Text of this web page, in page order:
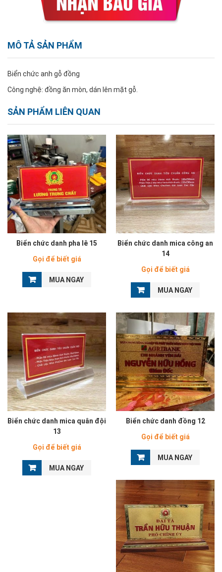
MÔ TẢ SẢN PHẨM
Biển chức anh gỗ đồng
Công nghệ: đồng ăn mòn, dán lên mặt gỗ.
SẢN PHẨM LIÊN QUAN
Biển chức danh pha lê 15
Gọi để biết giá
MUA NGAY
Biển chức danh mica công an
14
Gọi để biết giá
MUA NGAY
Biển chức danh mica quân đội
13
Gọi để biết giá
MUA NGAY
Biển chức danh đồng 12
Gọi để biết giá
MUA NGAY